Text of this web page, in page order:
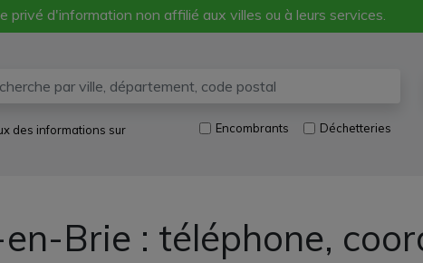
privé d'information non affilié aux villes ou à leurs services.
des informations sur Encombrants Déchetteries
Brie : téléphone,